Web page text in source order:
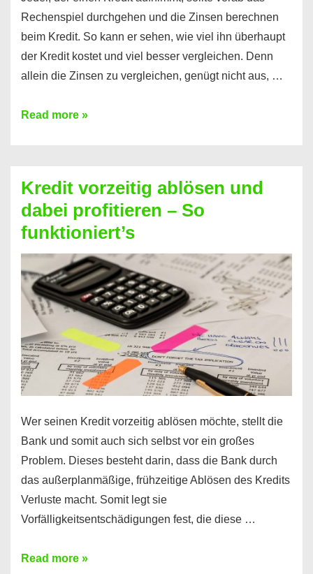
Rechenspiel durchgehen und die Zinsen berechnen
beim Kredit. So kann er sehen, wie viel ihn überhaupt
der Kredit kostet und viel besser vergleichen. Denn
allein die Zinsen zu vergleichen, genügt nicht aus, …
Ganz
Kredit
berechnen
–
Mit
diesen
Regeln!
Read more »
Kredit vorzeitig ablösen und
dabei profitieren – So
funktioniert’s
Wer seinen Kredit vorzeitig ablösen möchte, stellt die
Bank und somit auch sich selbst vor ein großes
Problem. Dieses besteht darin, dass die Bank durch
das außerplanmäßige, frühzeitige Ablösen des Kredits
Verluste macht. Somit legt sie
Vorfälligkeitsentschädigungen fest, die diese …
Kredit
Read more »